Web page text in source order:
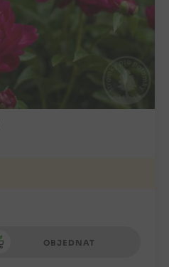
OBJEDNAT